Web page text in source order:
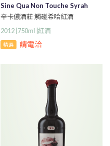
Sine Qua Non Touche Syrah
辛卡儂酒莊 觸碰希哈紅酒
2012 |750ml |紅酒
精選 請電洽